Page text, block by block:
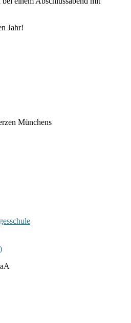
Jahr!
Münchens